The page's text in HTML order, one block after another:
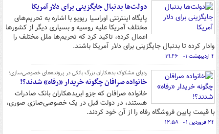
دولت‌ها بدنبال جایگزینی برای دلار آمریکا
پایگاه اینترنتی اوراسیا ریویو با اشاره به تحریم‌های
مختلف آمریکا علیه روسیه و بسیاری دیگر از کشورها
اعمال کرده، تاکید کرد که تحریم‌ها ملل مختلف را
وادار کرده تا بدنبال جایگزینی برای دلار آمریکا باشند.
۴ اردیبهشت ۰۱ - ۱۹:۴۶
ردپای مشکوک بدهکاران بزرگ بانکی در پرونده‌های خصوصی‌سازی؛
خانواده صرافان چگونه خریدار «رفاه» شدند؟!
خانواده صرافان که جزو ابربدهکاران بانک صادرات
هستند، در دولت قبل در یک خصوصی‌صازی صوری،
با قیمت پایین فروشگاه رفاه را از آن خود کردند.
۲۴ فروردین ۰۱ - ۱۲:۵۸